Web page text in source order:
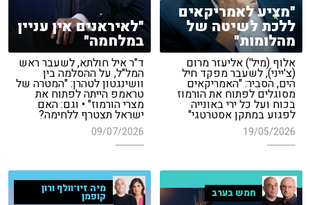
"לאיראנים אין עניין
במלחמה"
ד"ר איל חולתא, לשעבר ראש
המל"ל, על ההסלמה בין
וושינגטון לטהרן: "המטרה של
טראמפ הייתה לפתוח את
מצרי הורמוז" • וגם: האם
ישראל תצטרף ללחימה?
09/07/2026
"מציע לאמריקאים
ללכת לשיטה של
מהלומות"
אלוף (מיל') אליעזר מרום
(צ'ייני), לשעבר מפקד חיל
הים, הסביר: "האמריקאים
מסוגלים לפתוח את הורמוז
בכוח ועל כל ירי באונייה
לפגוע במתקן אסטרטגי"
19/05/2026
מיה זיו־וולף ורון
קופמן חמש בערב